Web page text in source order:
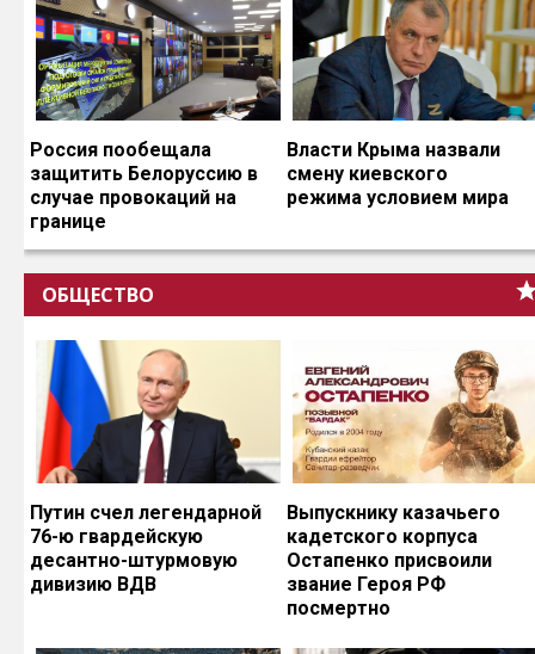
Россия пообещала
защитить Белоруссию в
случае провокаций на
границе
Власти Крыма назвали
смену киевского
режима условием мира
ОБЩЕСТВО
Путин счел легендарной
76-ю гвардейскую
десантно-штурмовую
дивизию ВДВ
Выпускнику казачьего
кадетского корпуса
Остапенко присвоили
звание Героя РФ
посмертно